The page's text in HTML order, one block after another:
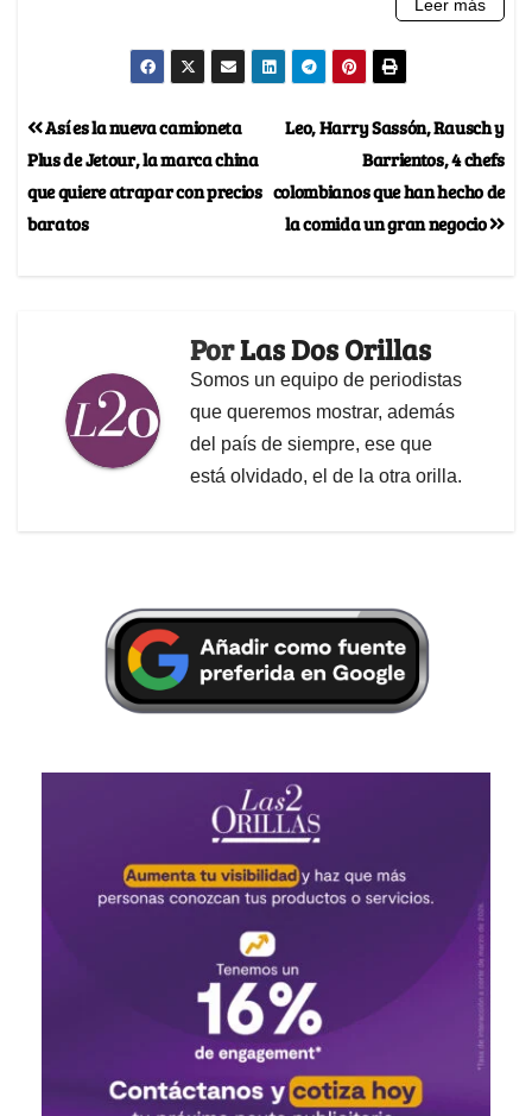
Leo, Harry Sassón, Rausch y
Barrientos, 4 chefs
colombianos que han hecho de
la comida un gran negocio
Así es la nueva camioneta
Plus de Jetour, la marca china
que quiere atrapar con precios
baratos
PorLas Dos Orillas
Somos un equipo de periodistas
que queremos mostrar, además
del país de siempre, ese que
está olvidado, el de la otra orilla.